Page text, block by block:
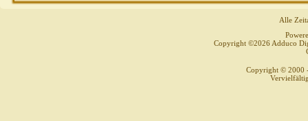
Alle
Copyright ©2026 Adduco
Copyright © 2000